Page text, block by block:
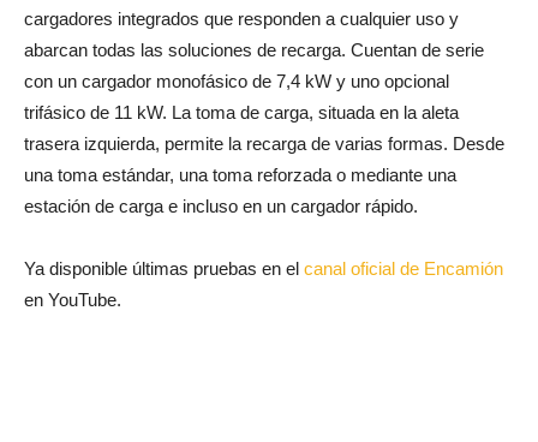
cargadores integrados que responden a cualquier uso y
abarcan todas las soluciones de recarga. Cuentan de serie
con un cargador monofásico de 7,4 kW y uno opcional
trifásico de 11 kW. La toma de carga, situada en la aleta
trasera izquierda, permite la recarga de varias formas. Desde
una toma estándar, una toma reforzada o mediante una
estación de carga e incluso en un cargador rápido.
Ya disponible últimas pruebas en el canal oficial de Encamión
en YouTube.